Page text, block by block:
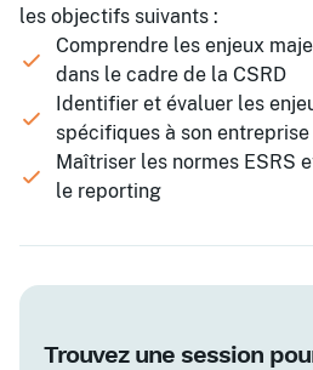
les objectifs suivants :
Comprendre les enjeux
dans le cadre de la CSRD
Identifier et évaluer les
spécifiques à son entreprise
Maîtriser les normes ESRS
le reporting
Trouvez une session